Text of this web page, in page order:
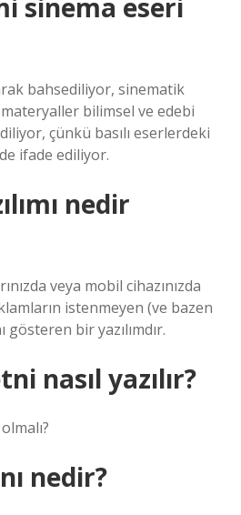
sinema eseri
bahsediliyor, sinematik
bilimsel ve edebi
çünkü basılı eserlerdeki
ifade ediliyor.
nedir
veya mobil cihazınızda
istenmeyen (ve bazen
gösteren bir yazılımdır.
nasıl yazılır?
nedir?